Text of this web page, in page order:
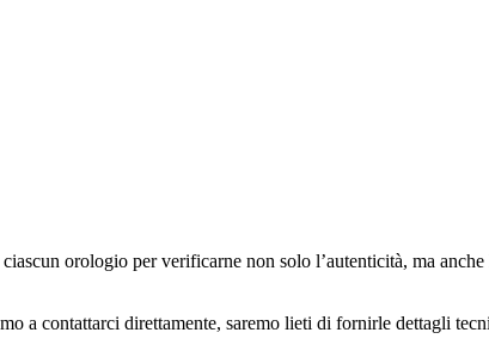
orologio per verificarne non solo l’autenticità, ma
a contattarci direttamente, saremo lieti di fornirle dettagli